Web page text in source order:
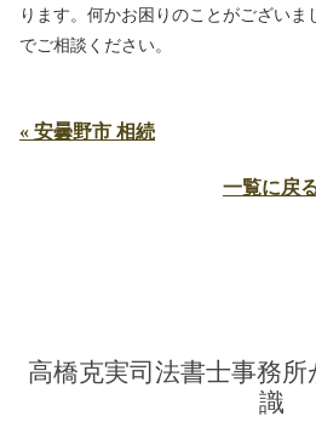
ります。何かお困りのことがございま
でご相談ください。
« 安曇野市 相続
一覧に戻
高橋克実司法書士事務
識